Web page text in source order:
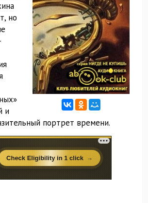
23:40
29:00
21:30
34:02
27:29
27:39
22:22
25:03
но
и
портрет времени.